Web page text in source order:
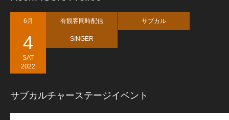
6月
4
SAT
2022
有観客同時配信 サブカル
SINGER
サブカルチャーステージイベント